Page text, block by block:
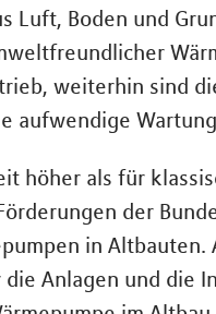
Luft, Boden und
weiterhin sind
aufwendige
höher als für
der
in
Anlagen und die